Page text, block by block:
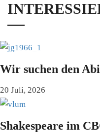
Wir suchen den
20 Juli, 2026
Shakespeare im